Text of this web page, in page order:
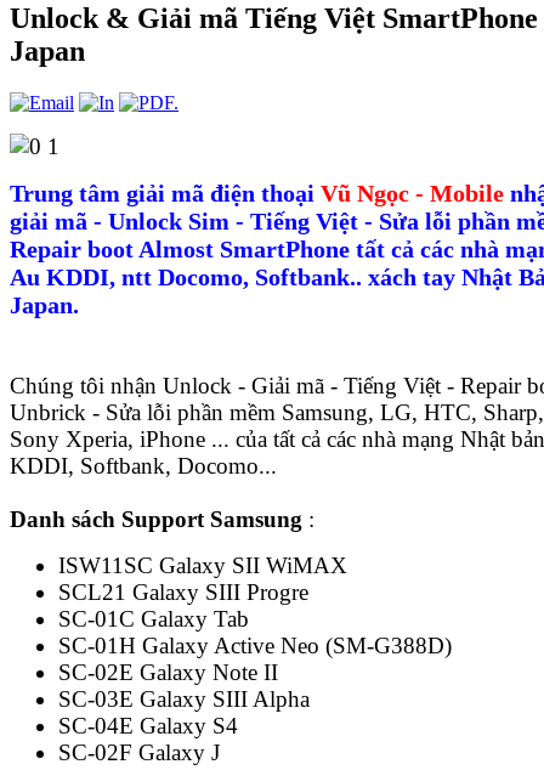
Unlock & Giải mã Tiếng Việt SmartPhone
Japan
Trung tâm giải mã điện thoại Vũ Ngọc - Mobile
giải mã - Unlock Sim - Tiếng Việt - Sửa lỗi phần
Repair boot Almost SmartPhone tất cả các nhà
Au KDDI, ntt Docomo, Softbank.. xách tay Nhật
Japan.
Chúng tôi nhận Unlock - Giải mã - Tiếng Việt - Repair
Unbrick - Sửa lỗi phần mềm Samsung, LG, HTC, Sharp,
Sony Xperia, iPhone ... của tất cả các nhà mạng Nhật bản
KDDI, Softbank, Docomo...
Danh sách Support Samsung :
ISW11SC Galaxy SII WiMAX
SCL21 Galaxy SIII Progre
SC-01C Galaxy Tab
SC-01H Galaxy Active Neo (SM-G388D)
SC-02E Galaxy Note II
SC-03E Galaxy SIII Alpha
SC-04E Galaxy S4
SC-02F Galaxy J